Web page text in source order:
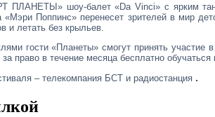
ПЛАНЕТЫ» шоу-балет «Da Vinci» с ярким
«Мэри Поппинс» перенесет зрителей в мир
и летать без крыльев.
гости «Планеты» смогут принять
за право в течение месяца бесплатно
– телекомпания БСТ и радиостанция .